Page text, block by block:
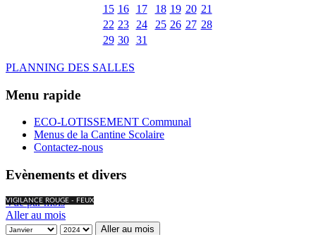
15 16 17 18 19 20 21
22 23 24 25 26 27 28
29 30 31
PLANNING DES SALLES
Menu rapide
ECO-LOTISSEMENT Communal
Menus de la Cantine Scolaire
Contactez-nous
Evènements et divers
VIGILANCE ROUGE - FEUX
Vue par mois
Aller au mois
Aller au mois